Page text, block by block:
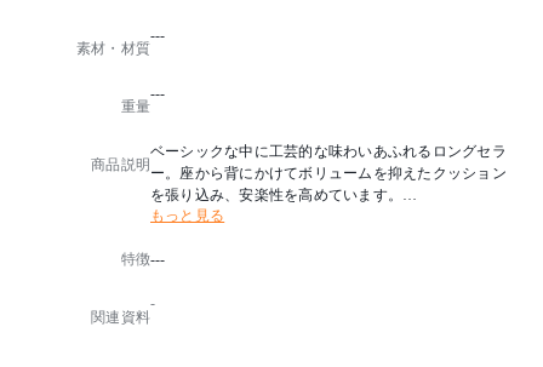
素材・材質
---
重量
---
商品説明
ベーシックな中に工芸的な味わいあふれるロングセラ
ー。座から背にかけてボリュームを抑えたクッション
を張り込み、安楽性を高めています。
木部の有機的なカーブは、腰掛けた人の姿を美しく見
が融合した贅沢な一脚。
もっと見る
特徴---
関連資料
-